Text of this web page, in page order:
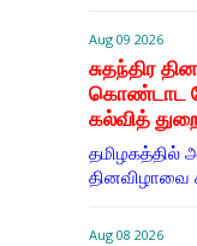
Aug 09 2026
சுதந்திர
கொண்டாட
கல்வித்
தமிழகத்தில்
Aug 08 2026